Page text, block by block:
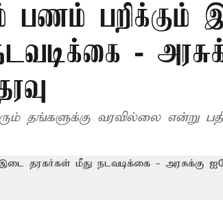
பணம் பறிக்கும்
-
தங்களுக்கு வரவில்லை என்று